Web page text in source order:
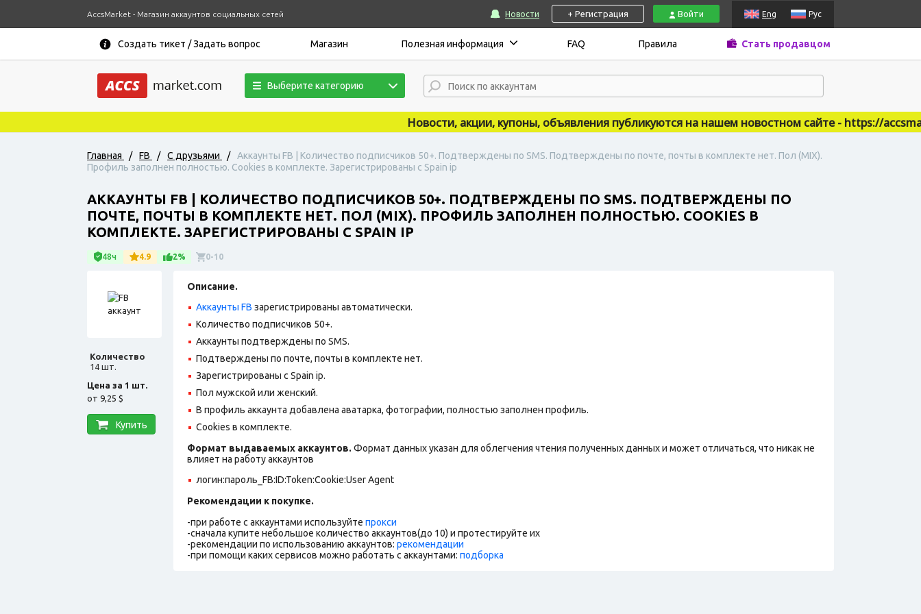
AccsMarket - Магазин аккаунтов социальных сетей Новости + Регистрация Войти Eng Рус
Создать тикет / Задать вопрос Магазин Полезная информация FAQ Правила Стать продавцом
Выберите категорию
Новости, акции, купоны, объявления публикуются на нашем новостном сайте - https://
Главная / FB / С друзьями /
Аккаунты FB | Количество подписчиков 50+. Подтверждены по SMS. Подтверждены по почте, почты в комплекте нет. Пол (MIX).
Профиль заполнен полностью. Cookies в комплекте. Зарегистрированы с Spain ip
АККАУНТЫ FB | КОЛИЧЕСТВО ПОДПИСЧИКОВ 50+. ПОДТВЕРЖДЕНЫ ПО SMS. ПОДТВЕРЖДЕНЫ ПО
ПОЧТЕ, ПОЧТЫ В КОМПЛЕКТЕ НЕТ. ПОЛ (MIX). ПРОФИЛЬ ЗАПОЛНЕН ПОЛНОСТЬЮ. COOKIES В
КОМПЛЕКТЕ. ЗАРЕГИСТРИРОВАНЫ С SPAIN IP
48ч 4.9 2% 0-10
Количество
14 шт.
Цена за 1 шт.
от 9,25 $
Купить
Описание.
Аккаунты FB зарегистрированы автоматически.
Количество подписчиков 50+.
Аккаунты подтверждены по SMS.
Подтверждены по почте, почты в комплекте нет.
Зарегистрированы с Spain ip.
Пол мужской или женский.
В профиль аккаунта добавлена аватарка, фотографии, полностью заполнен профиль.
Cookies в комплекте.
Формат выдаваемых аккаунтов. Формат данных указан для облегчения чтения полученных данных и может отличаться, что никак не
влияет на работу аккаунтов
логин:пароль_FB:ID:Token:Cookie:User Agent
Рекомендации к покупке.
-при работе с аккаунтами используйте прокси
-сначала купите небольшое количество аккаунтов(до 10) и протестируйте их
-рекомендации по использованию аккаунтов: рекомендации
-при помощи каких сервисов можно работать с аккаунтами: подборка